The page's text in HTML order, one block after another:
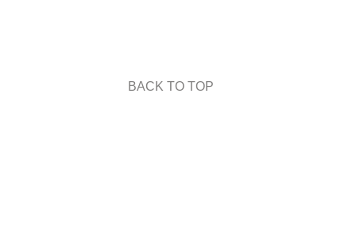
BACK TO TOP